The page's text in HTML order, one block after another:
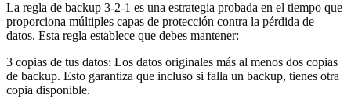
La regla de backup 3-2-1 es una estrategia probada en el tiempo que
proporciona múltiples capas de protección contra la pérdida de
datos. Esta regla establece que debes mantener:
3 copias de tus datos: Los datos originales más al menos dos copias
de backup. Esto garantiza que incluso si falla un backup, tienes otra
copia disponible.